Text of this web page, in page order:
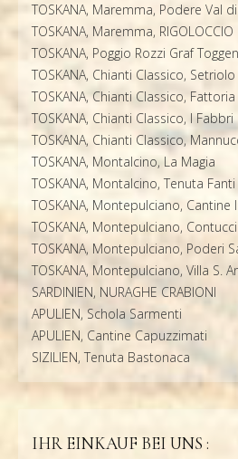
TOSKANA, Maremma, Podere Val
TOSKANA, Maremma, RIGOLOCCIO
TOSKANA, Poggio Rozzi Graf
TOSKANA, Chianti Classico, Setriolo
TOSKANA, Chianti Classico,
TOSKANA, Chianti Classico, I Fabbri
TOSKANA, Chianti Classico,
TOSKANA, Montalcino, La Magia
TOSKANA, Montalcino, Tenuta Fanti
TOSKANA, Montepulciano, Cantine
TOSKANA, Montepulciano, Contucci
TOSKANA, Montepulciano, Poderi
TOSKANA, Montepulciano, Villa S.
SARDINIEN, NURAGHE CRABIONI
APULIEN, Schola Sarmenti
APULIEN, Cantine Capuzzimati
SIZILIEN, Tenuta Bastonaca
IHR EINKAUF BEI UNS :